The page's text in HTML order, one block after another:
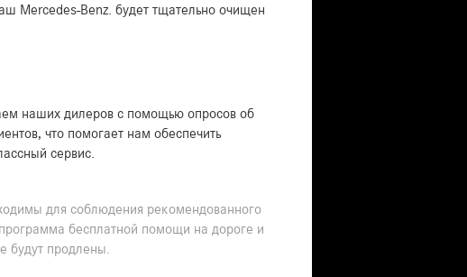
Mercedes-Benz. будет тщательно очищен
наших дилеров с помощью опросов об
что помогает нам обеспечить
сервис.
для соблюдения рекомендованного
бесплатной помощи на дороге и
будут продлены.